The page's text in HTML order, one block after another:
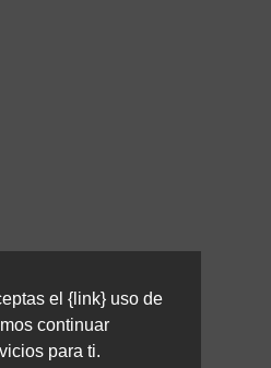
el {link} uso de
continuar
para ti.